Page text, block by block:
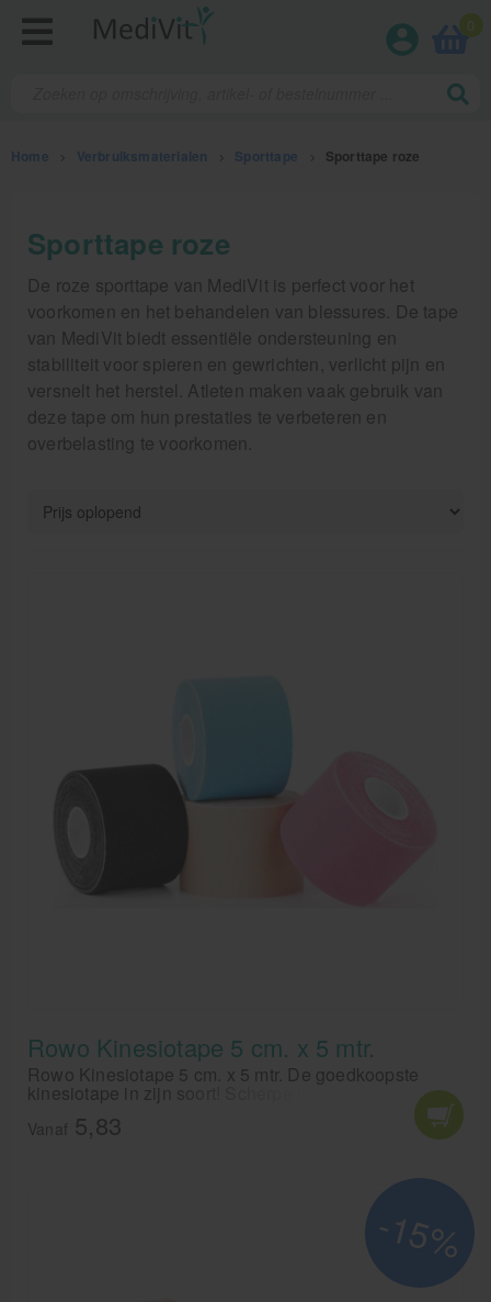
0
Home Verbruiksmaterialen Sporttape Sporttape roze
Fysiotherapieproducten
Verbruiksmaterialen
Kinesiotape
Sporttape
Bandages en zwachtels
Farmaceutische artikelen
Voedingssupplementen
Aanbiedingen groothandel fysiotherapie en massage
Sporttape roze
De roze sporttape van MediVit is perfect voor het
voorkomen en het behandelen van blessures. De tape
van MediVit biedt essentiële ondersteuning en
stabiliteit voor spieren en gewrichten, verlicht pijn en
versnelt het herstel. Atleten maken vaak gebruik van
deze tape om hun prestaties te verbeteren en
overbelasting te voorkomen.
Rowo Kinesiotape 5 cm. x 5 mtr.
Rowo Kinesiotape 5 cm. x 5 mtr. De goedkoopste
kinesiotape in zijn soort! Scherpe tegenhanger van de
curetape of Leukotape K.
Vanaf 5,83
-15%